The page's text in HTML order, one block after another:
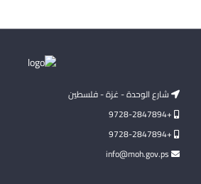
شارع الوحدة - غزة - فلسطين
+9728-2847894
+9728-2847894